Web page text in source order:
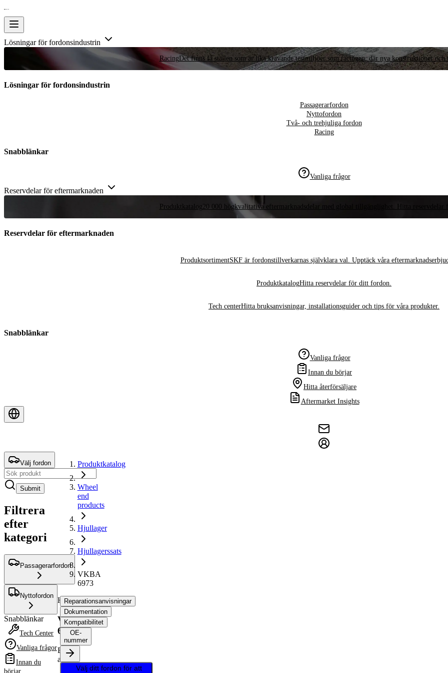
Lösningar för fordonsindustrin
RacingDet finns få ställen som är lika krävande testmiljöer som racingen, där nya konstruktioner och
Lösningar för fordonsindustrin
Passagerarfordon
Nyttofordon
Två- och trehjuliga fordon
Racing
Snabblänkar
Vanliga frågor
Reservdelar för eftermarknaden
Produktkatalog20 000 högkvalitativa eftermarknadsdelar med global tillgänglighet. Hitta reservdelar
Reservdelar för eftermarknaden
ProduktsortimentSKF är fordonstillverkarnas självklara val. Upptäck våra
ProduktkatalogHitta reservdelar för ditt fordon.
Tech centerHitta bruksanvisningar, installationsguider och tips för våra produkter.
Snabblänkar
Vanliga frågor
Innan du börjar
Hitta återförsäljare
Aftermarket Insights
Välj fordon
Submit
Filtrera
efter
kategori
Passagerarfordon
Nyttofordon
Snabblänkar
Tech Center
Vanliga frågor
Innan du
börjar
Produktkatalog
Wheel
end
products
Hjullager
Hjullagerssats
VKBA
6973
Hjullagerssats
VKBA
6973
Ersätts
av
Reparationsanvisningar
Dokumentation
Kompatibilitet
OE-
nummer
Välj ditt fordon för att